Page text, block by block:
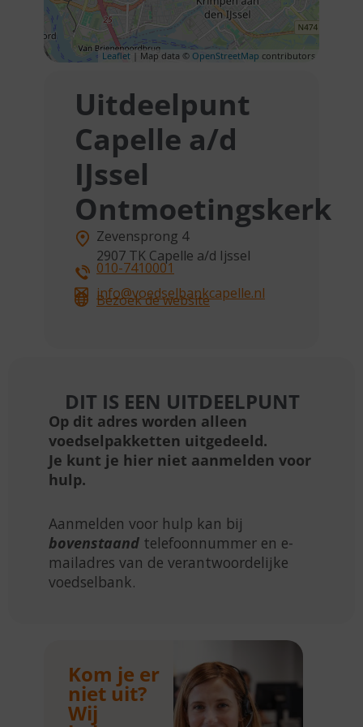
Leaflet | Map data © OpenStreetMap contributors
Uitdeelpunt
Capelle a/d
IJssel
Ontmoetingskerk
Zevensprong 4
2907 TK Capelle a/d Ijssel
010-7410001
info@voedselbankcapelle.nl
Bezoek de website
DIT IS EEN UITDEELPUNT
Op dit adres worden alleen
voedselpakketten uitgedeeld.
Je kunt je hier niet aanmelden voor
hulp.
Aanmelden voor hulp kan bij
bovenstaand telefoonnummer en e-
mailadres van de verantwoordelijke
voedselbank.
Kom je er
niet uit?
Wij